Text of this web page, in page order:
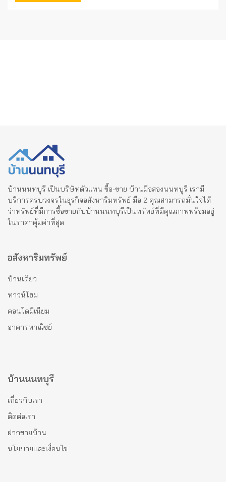
บ้านนนทบุรี เป็นบริษัทตัวแทน ซื้อ-ขาย บ้านมือสองนนทบุรี เรามี
บริการครบวงจรในธุรกิจอสังหาริมทรัพย์ มือ 2 คุณสามารถมั่นใจได้
ว่าทรัพย์ที่มีการซื้อขายกับบ้านนนทบุรีเป็นทรัพย์ที่มีคุณภาพพร้อมอยู่
ในราคาคุ้มค่าที่สุด
อสังหาริมทรัพย์
บ้านเดี่ยว
ทาวน์โฮม
คอนโดมีเนียม
อาคารพาณิชย์
บ้านนนทบุรี
เกี่ยวกับเรา
ติดต่อเรา
ฝากขายบ้าน
นโยบายและเงื่อนไข